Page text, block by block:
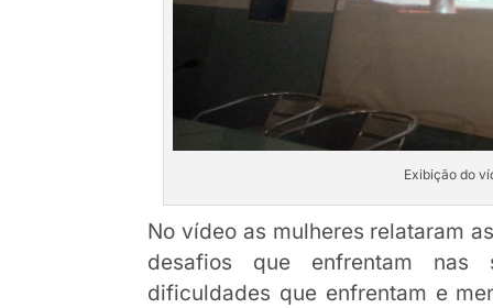
Exibição do
No vídeo as mulheres relataram
desafios que enfrentam nas
dificuldades que enfrentam e